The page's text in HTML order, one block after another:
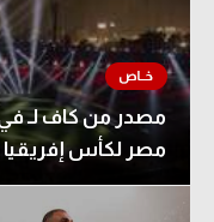
مصدر من كاف لـ في
مصر لكأس إفريقيا تحت